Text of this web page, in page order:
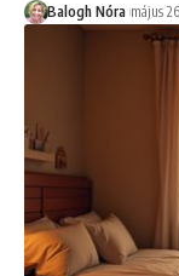
Balogh Nóra május